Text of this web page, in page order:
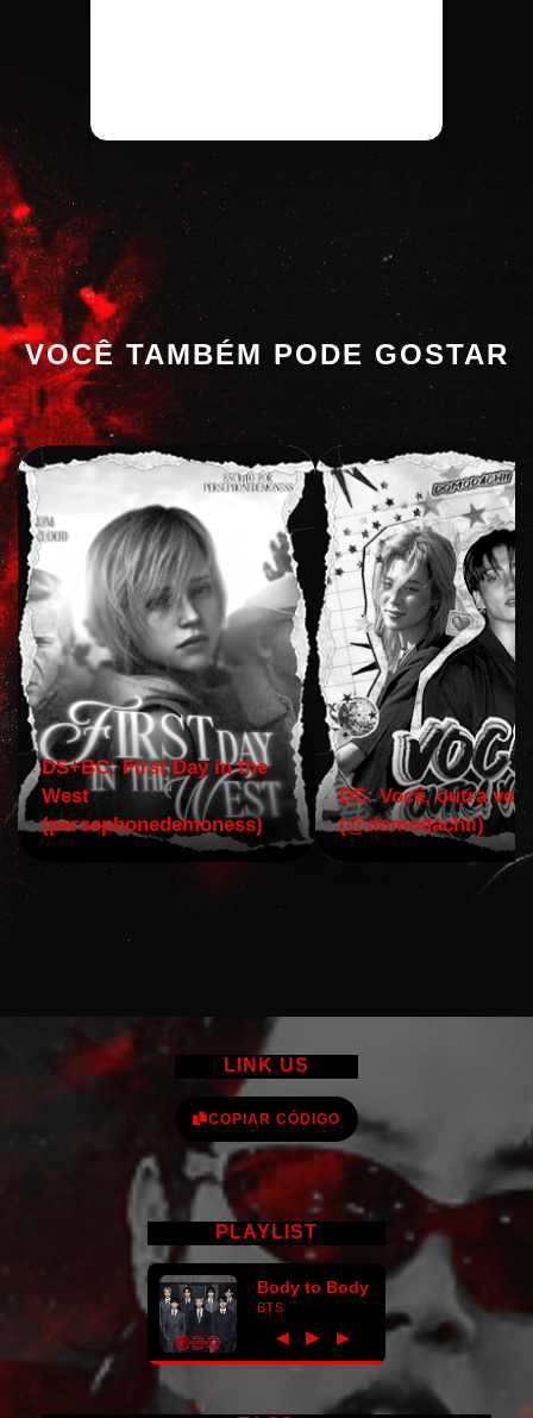
VOCÊ TAMBÉM PODE GOSTAR
DS+BC: First Day in the
West
(persephonedemoness)
DS: Você, outra vez!
(@domodachii)
LINK US
COPIAR CÓDIGO
PLAYLIST
Body to Body
BTS
◀ ► ▶